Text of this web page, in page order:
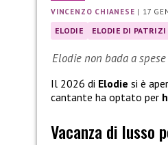
VINCENZO CHIANESE | 17
ELODIE ELODIE DI PATRIZI
Elodie non bada a spese
Il 2026 di Elodie si è
cantante ha optato per
Vacanza di lusso